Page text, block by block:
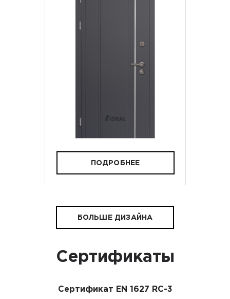
ПОДРОБНЕЕ
БОЛЬШЕ ДИЗАЙНА
Сертификаты
Сертификат EN 1627 RC-3